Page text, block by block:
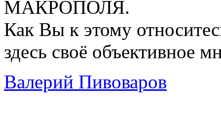
МАКРОПОЛЯ.
Как Вы к этому
здесь своё объективное
Валерий Пивоваров